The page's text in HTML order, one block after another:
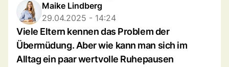
Maike Lindberg
29.04.2025 - 14:24
Viele Eltern kennen das Problem der
Übermüdung. Aber wie kann man sich im
Alltag ein paar wertvolle Ruhepausen